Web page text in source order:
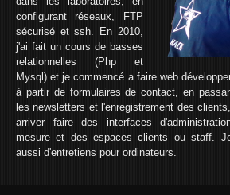
configurant réseaux, FTP
sécurisé et ssh. En 2010,
j'ai fait un cours de basses
relationnelles (Php et
Mysql) et je commencé a faire web
à partir de formulaires de contact, en
les newsletters et l'enregistrement des
arriver faire des interfaces
mesure et des espaces clients ou staff.
aussi d'entretiens pour ordinateurs.